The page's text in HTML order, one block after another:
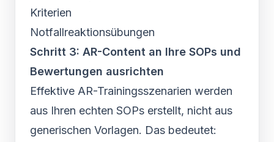
Kriterien
Notfallreaktionsübungen
Schritt 3: AR-Content an Ihre SOPs und
Bewertungen ausrichten
Effektive AR-Trainingsszenarien werden
aus Ihren echten SOPs erstellt, nicht aus
generischen Vorlagen. Das bedeutet: